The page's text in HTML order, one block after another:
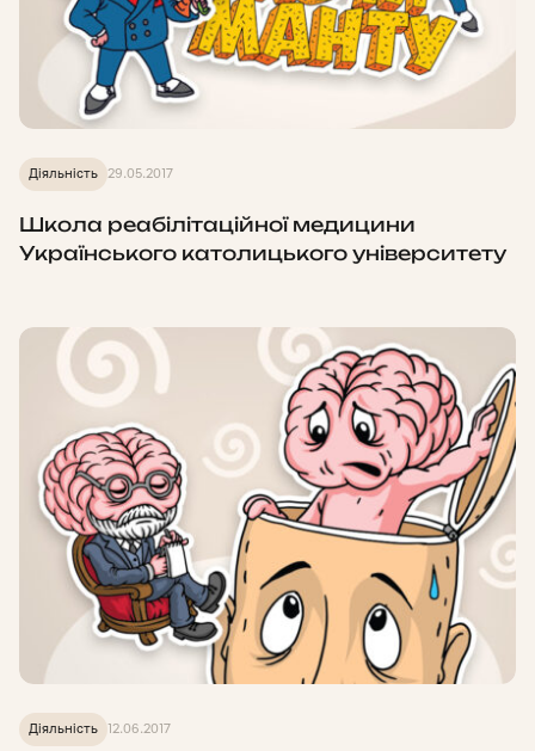
Діяльність 29.05.2017
Школа реабілітаційної медицини
Українського католицького університету
Діяльність 12.06.2017